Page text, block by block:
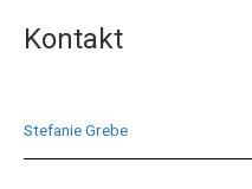
Kontakt
Stefanie Grebe